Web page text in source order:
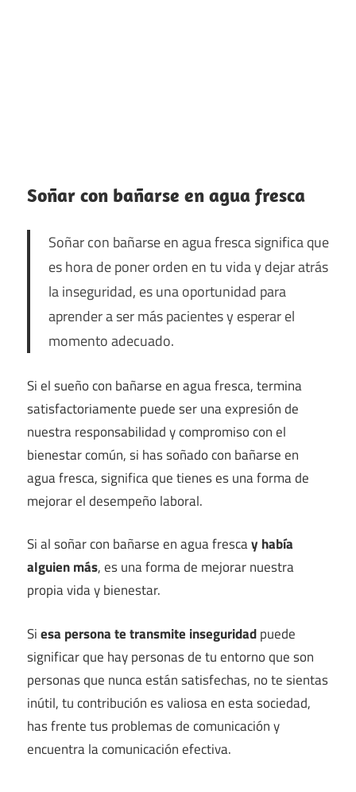
Soñar con bañarse en agua fresca
Soñar con bañarse en agua fresca significa que
es hora de poner orden en tu vida y dejar atrás
la inseguridad, es una oportunidad para
aprender a ser más pacientes y esperar el
momento adecuado.
Si el sueño con bañarse en agua fresca, termina
satisfactoriamente puede ser una expresión de
nuestra responsabilidad y compromiso con el
bienestar común, si has soñado con bañarse en
agua fresca, significa que tienes es una forma de
mejorar el desempeño laboral.
Si al soñar con bañarse en agua frescay había
alguien más, es una forma de mejorar nuestra
propia vida y bienestar.
Siesa persona te transmite inseguridadpuede
significar que hay personas de tu entorno que son
personas que nunca están satisfechas, no te sientas
inútil, tu contribución es valiosa en esta sociedad,
has frente tus problemas de comunicación y
encuentra la comunicación efectiva.